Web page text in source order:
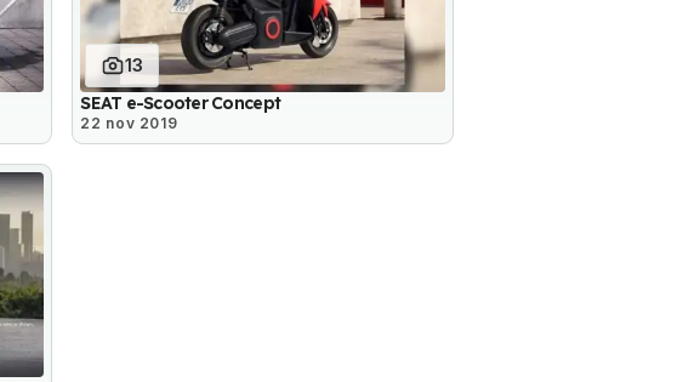
13
SEAT e-Scooter Concept
22 nov 2019